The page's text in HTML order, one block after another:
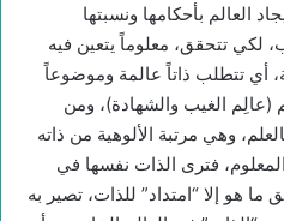
العالم بأحكامها ونسبتها
لكي تتحقق، معلوماً يتعين فيه
أي تتطلب ذاتاً عالمة وموضوعاً
(عالِم الغيب والشهادة)، ومن
وهي مرتبة الألوهية من ذاته
فترى الذات نفسها في
هو إلا “امتداد” للذات، تصير به